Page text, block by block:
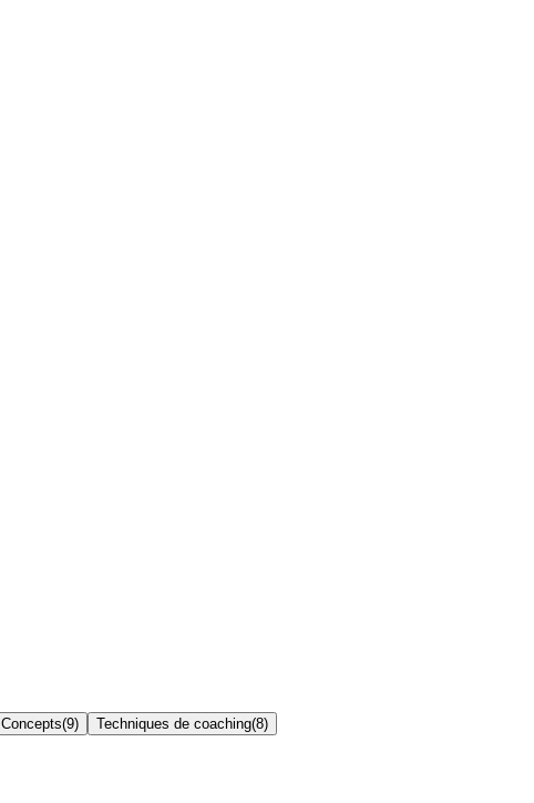
Concepts(9) Techniques de coaching(8)